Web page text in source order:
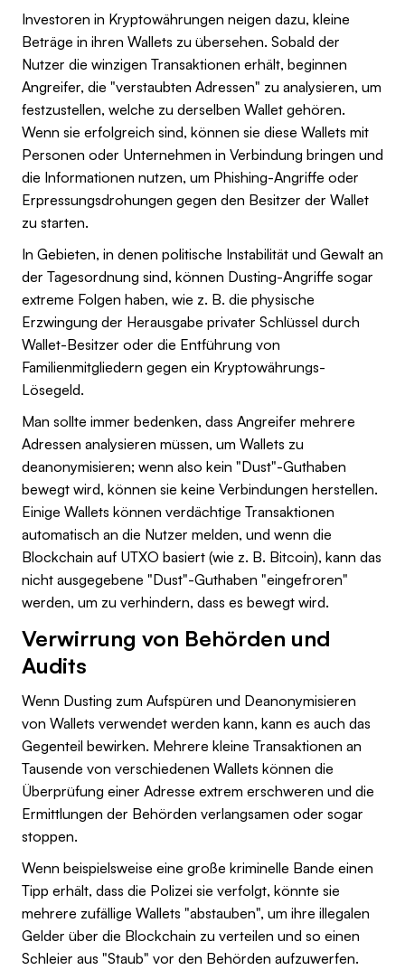
Investoren in Kryptowährungen neigen dazu, kleine
Beträge in ihren Wallets zu übersehen. Sobald der
Nutzer die winzigen Transaktionen erhält, beginnen
Angreifer, die "verstaubten Adressen" zu analysieren, um
festzustellen, welche zu derselben Wallet gehören.
Wenn sie erfolgreich sind, können sie diese Wallets mit
Personen oder Unternehmen in Verbindung bringen und
die Informationen nutzen, um Phishing-Angriffe oder
Erpressungsdrohungen gegen den Besitzer der Wallet
zu starten.
In Gebieten, in denen politische Instabilität und Gewalt an
der Tagesordnung sind, können Dusting-Angriffe sogar
extreme Folgen haben, wie z. B. die physische
Erzwingung der Herausgabe privater Schlüssel durch
Wallet-Besitzer oder die Entführung von
Familienmitgliedern gegen ein Kryptowährungs-
Lösegeld.
Man sollte immer bedenken, dass Angreifer mehrere
Adressen analysieren müssen, um Wallets zu
deanonymisieren; wenn also kein "Dust"-Guthaben
bewegt wird, können sie keine Verbindungen herstellen.
Einige Wallets können verdächtige Transaktionen
automatisch an die Nutzer melden, und wenn die
Blockchain auf UTXO basiert (wie z. B. Bitcoin), kann das
nicht ausgegebene "Dust"-Guthaben "eingefroren"
werden, um zu verhindern, dass es bewegt wird.
Verwirrung von Behörden und
Audits
Wenn Dusting zum Aufspüren und Deanonymisieren
von Wallets verwendet werden kann, kann es auch das
Gegenteil bewirken. Mehrere kleine Transaktionen an
Tausende von verschiedenen Wallets können die
Überprüfung einer Adresse extrem erschweren und die
Ermittlungen der Behörden verlangsamen oder sogar
stoppen.
Wenn beispielsweise eine große kriminelle Bande einen
Tipp erhält, dass die Polizei sie verfolgt, könnte sie
mehrere zufällige Wallets "abstauben", um ihre illegalen
Gelder über die Blockchain zu verteilen und so einen
Schleier aus "Staub" vor den Behörden aufzuwerfen.